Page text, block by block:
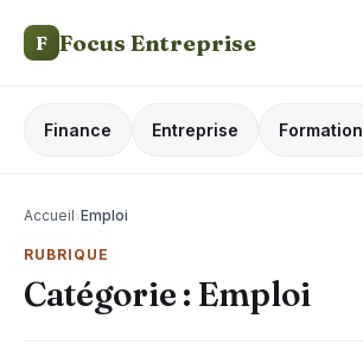
F Focus Entreprise
Finance Entreprise Formation
Accueil›Emploi
RUBRIQUE
Catégorie : Emploi